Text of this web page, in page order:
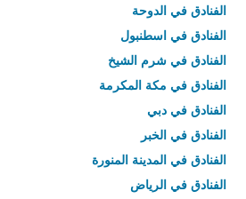
الفنادق في الدوحة
الفنادق في اسطنبول
الفنادق في شرم الشيخ
الفنادق في مكة المكرمة
الفنادق في دبي
الفنادق في الخبر
الفنادق في المدينة المنورة
الفنادق في الرياض